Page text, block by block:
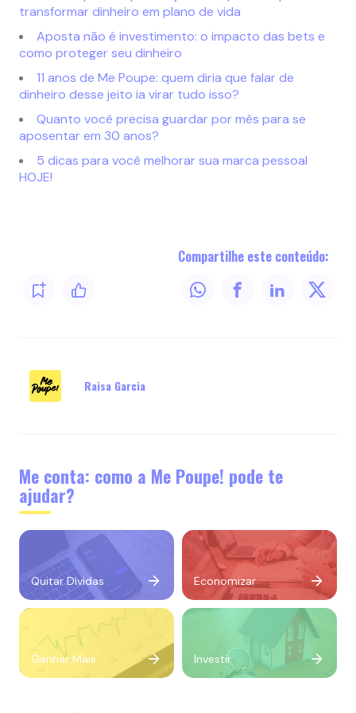
transformar dinheiro em plano de vida
Aposta não é investimento: o impacto das bets e
como proteger seu dinheiro
11 anos de Me Poupe: quem diria que falar de
dinheiro desse jeito ia virar tudo isso?
Quanto você precisa guardar por mês para se
aposentar em 30 anos?
5 dicas para você melhorar sua marca pessoal
HOJE!
Compartilhe este conteúdo:
Raisa Garcia
Me conta: como a Me Poupe! pode te
ajudar?
Quitar Dívidas Economizar
Ganhar Mais Investir